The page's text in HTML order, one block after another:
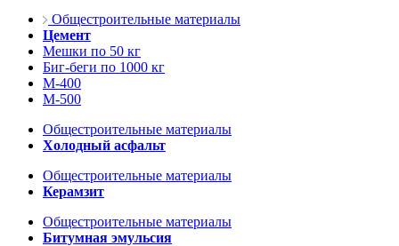
Общестроительные материалы
Цемент
Мешки по 50 кг
Биг-беги по 1000 кг
М-400
М-500
Общестроительные материалы
Холодный асфальт
Общестроительные материалы
Керамзит
Общестроительные материалы
Битумная эмульсия